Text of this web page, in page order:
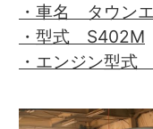
・車名 タウン
・型式 S402M
・エンジン型